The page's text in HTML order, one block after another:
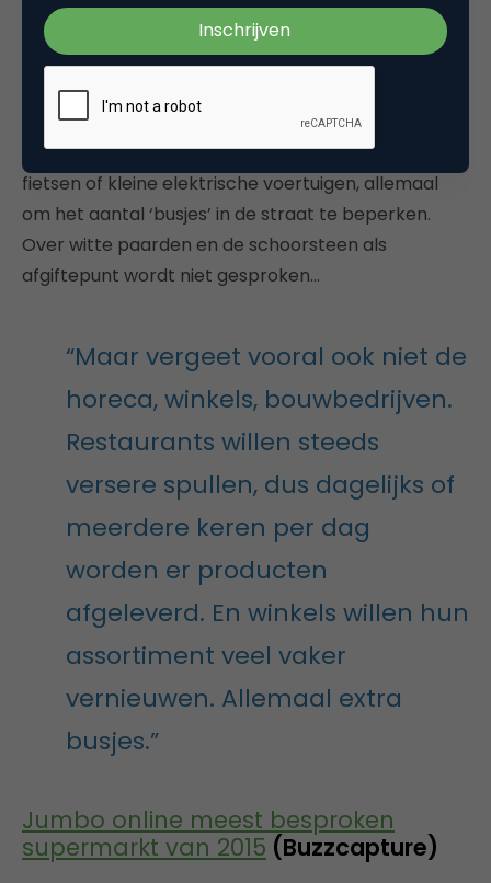
de logistiek rond e-commerce, de online verkoop
van boodschappen en medicijnen en de onderlinge
handel via bijvoorbeeld Marktplaats. Daarom is het
nu al tijd om na te denken over alternatieve
manieren om die logistiek regelen, bijvoorbeeld met
fietsen of kleine elektrische voertuigen, allemaal
om het aantal ‘busjes’ in de straat te beperken.
Over witte paarden en de schoorsteen als
afgiftepunt wordt niet gesproken…
“Maar vergeet vooral ook niet de
horeca, winkels, bouwbedrijven.
Restaurants willen steeds
versere spullen, dus dagelijks of
meerdere keren per dag
worden er producten
afgeleverd. En winkels willen hun
assortiment veel vaker
vernieuwen. Allemaal extra
busjes.”
Jumbo online meest besproken
supermarkt van 2015 (Buzzcapture)